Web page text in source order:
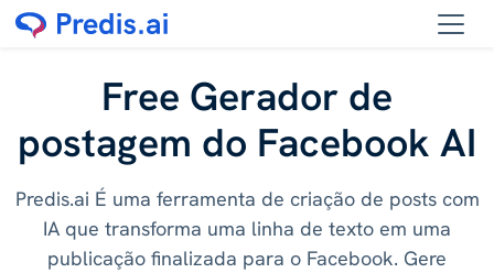
Free Gerador de
postagem do Facebook AI
Predis.ai É uma ferramenta de criação de posts com
IA que transforma uma linha de texto em uma
publicação finalizada para o Facebook. Gere